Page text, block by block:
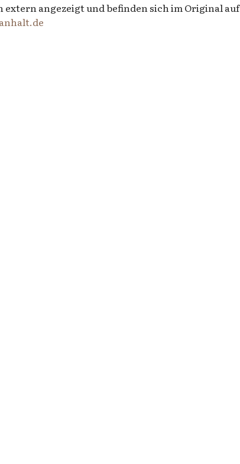
angezeigt und befinden sich im Original auf